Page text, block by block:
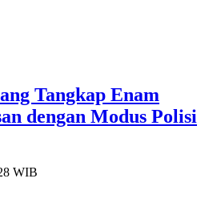
Tangkap Enam
dengan Modus Polisi
WIB